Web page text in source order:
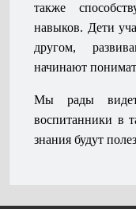
также
навыков. Дети
другом,
начинают
Мы рады
воспитанники в
знания будут